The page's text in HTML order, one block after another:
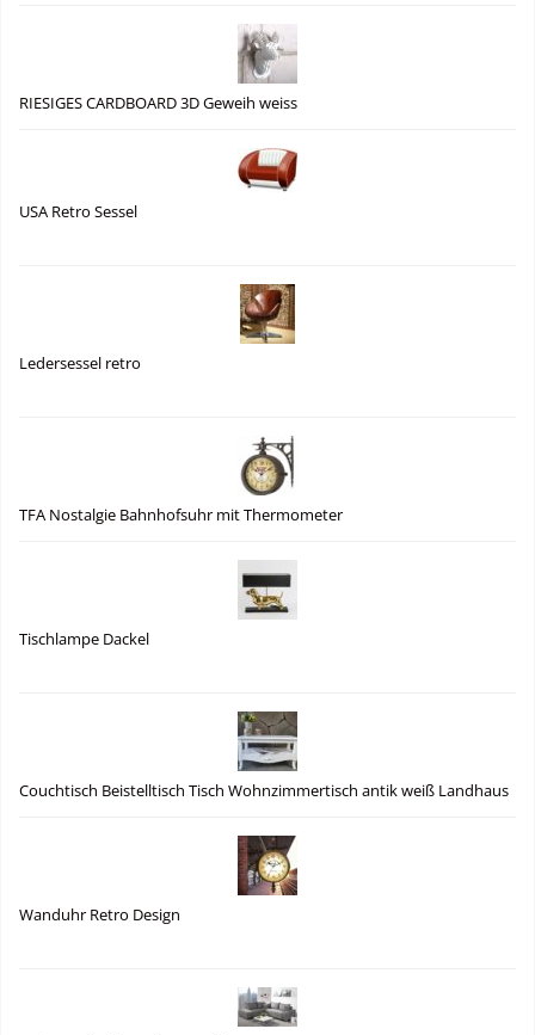
RIESIGES CARDBOARD 3D Geweih weiss
USA Retro Sessel
Ledersessel retro
TFA Nostalgie Bahnhofsuhr mit Thermometer
Tischlampe Dackel
Couchtisch Beistelltisch Tisch Wohnzimmertisch antik weiß Landhaus
Wanduhr Retro Design